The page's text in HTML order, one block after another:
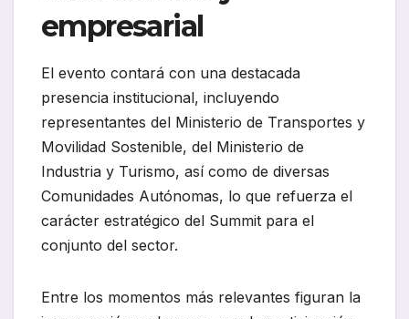
empresarial
El evento contará con una destacada
presencia institucional, incluyendo
representantes del Ministerio de Transportes y
Movilidad Sostenible, del Ministerio de
Industria y Turismo, así como de diversas
Comunidades Autónomas, lo que refuerza el
carácter estratégico del Summit para el
conjunto del sector.
Entre los momentos más relevantes figuran la